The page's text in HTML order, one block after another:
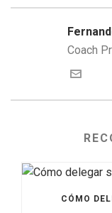
Coach
CÓMO